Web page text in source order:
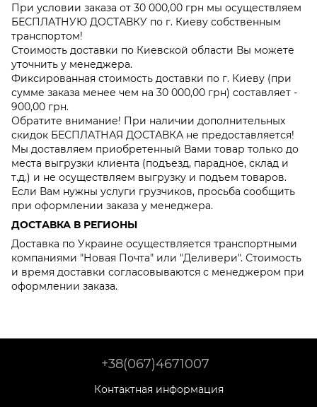
При условии заказа от 30 000,00 грн мы осуществляем
БЕСПЛАТНУЮ ДОСТАВКУ по г. Киеву собственным
транспортом!
Стоимость доставки по Киевской области Вы можете
уточнить у менеджера.
Фиксированная стоимость доставки по г. Киеву (при
сумме заказа менее чем на 30 000,00 грн) составляет -
900,00 грн.
Обратите внимание! При наличии дополнительных
скидок БЕСПЛАТНАЯ ДОСТАВКА не предоставляется!
Мы доставляем приобретенный Вами товар только до
места выгрузки клиента (подъезд, парадное, склад и
т.д.) и не осуществляем выгрузку и подъем товаров.
Если Вам нужны услуги грузчиков, просьба сообщить
при оформлении заказа у менеджера.
ДОСТАВКА В РЕГИОНЫ
Доставка по Украине осуществляется транспортными
компаниями "Новая Почта" или "Деливери". Стоимость
и время доставки согласовываются с менеджером при
оформлении заказа.
+38(067)4671007
Контактная информация